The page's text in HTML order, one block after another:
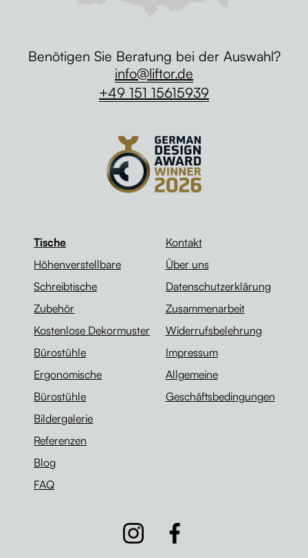
Tische
Höhenverstellbare
Schreibtische
Zubehör
Kostenlose Dekormuster
Bürostühle
Ergonomische
Bürostühle
Bildergalerie
Referenzen
Blog
FAQ
Kontakt
Über uns
Datenschutzerklärung
Zusammenarbeit
Widerrufsbelehrung
Impressum
Allgemeine
Geschäftsbedingungen
Benötigen Sie Beratung bei der Auswahl?
info@liftor.de
+49 151 15615939